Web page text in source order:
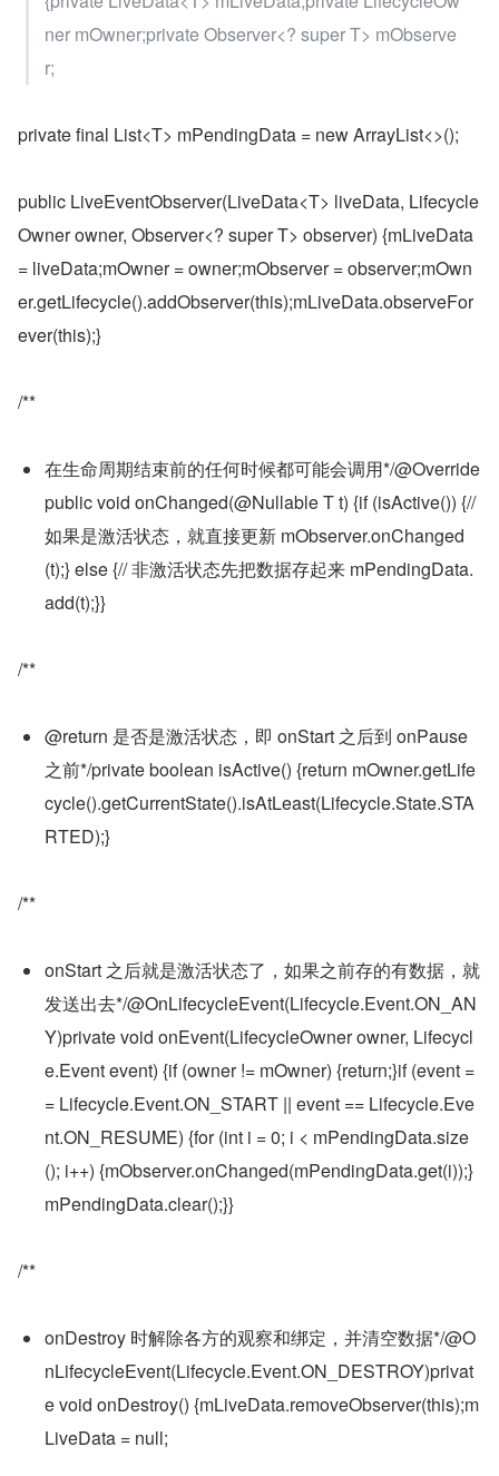
ner mOwner;private Observer<? super T> mObserve
r;
private final List<T> mPendingData = new ArrayList<>();
public LiveEventObserver(LiveData<T> liveData, Lifecycle
Owner owner, Observer<? super T> observer) {mLiveData
= liveData;mOwner = owner;mObserver = observer;mOwn
er.getLifecycle().addObserver(this);mLiveData.observeFor
ever(this);}
/**
在生命周期结束前的任何时候都可能会调用*/@Override
public void onChanged(@Nullable T t) {if (isActive()) {//
如果是激活状态，就直接更新 mObserver.onChanged
(t);} else {// 非激活状态先把数据存起来 mPendingData.
add(t);}}
/**
@return 是否是激活状态，即 onStart 之后到 onPause
之前*/private boolean isActive() {return mOwner.getLife
cycle().getCurrentState().isAtLeast(Lifecycle.State.STA
RTED);}
/**
onStart 之后就是激活状态了，如果之前存的有数据，就
发送出去*/@OnLifecycleEvent(Lifecycle.Event.ON_AN
Y)private void onEvent(LifecycleOwner owner, Lifecycl
e.Event event) {if (owner != mOwner) {return;}if (event =
= Lifecycle.Event.ON_START || event == Lifecycle.Eve
nt.ON_RESUME) {for (int i = 0; i < mPendingData.size
(); i++) {mObserver.onChanged(mPendingData.get(i));}
mPendingData.clear();}}
/**
onDestroy 时解除各方的观察和绑定，并清空数据*/@O
nLifecycleEvent(Lifecycle.Event.ON_DESTROY)privat
e void onDestroy() {mLiveData.removeObserver(this);m
LiveData = null;